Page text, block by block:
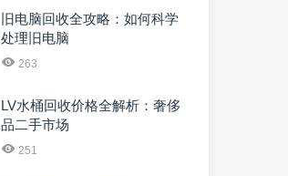
旧电脑回收全攻略：如何科学
处理旧电脑
263
LV水桶回收价格全解析：奢侈
品二手市场
251